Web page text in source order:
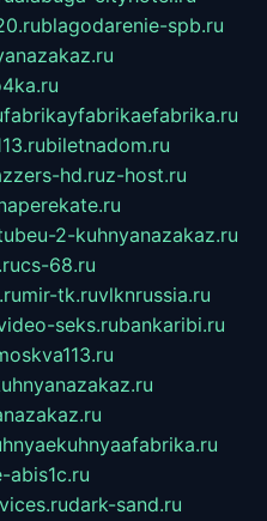
blagodarenie-spb.ru
fabrikayfabrikaefabrika.ru
biletnadom.ru
hd.ruz-host.ru
2-kuhnyanazakaz.ru
cs-68.ru
mir-tk.ruvlknrussia.ru
seks.rubankaribi.ru
abis1c.ru
dark-sand.ru